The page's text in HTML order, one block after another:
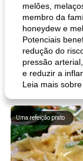
melões,
membro da
honeydew e
Potenciais
redução do
pressão
e reduzir a
Leia mais sobre
Uma refeição prato